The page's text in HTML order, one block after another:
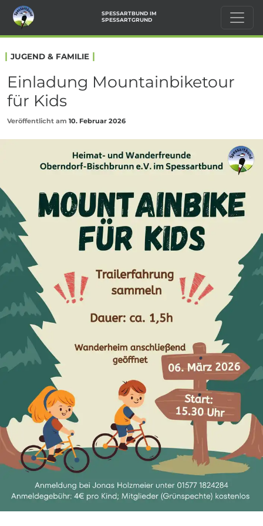
SPESSARTBUND IM
SPESSARTGRUND
| JUGEND & FAMILIE |
Einladung Mountainbiketour
für Kids
Veröffentlicht am 10. Februar 2026